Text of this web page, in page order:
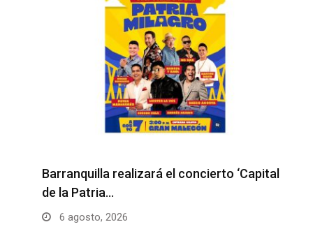
Barranquilla realizará el concierto ‘Capital
de la Patria…
6 agosto, 2026